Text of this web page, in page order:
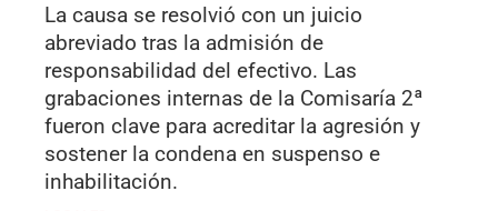
La causa se resolvió con un juicio
abreviado tras la admisión de
responsabilidad del efectivo. Las
grabaciones internas de la Comisaría 2ª
fueron clave para acreditar la agresión y
sostener la condena en suspenso e
inhabilitación.